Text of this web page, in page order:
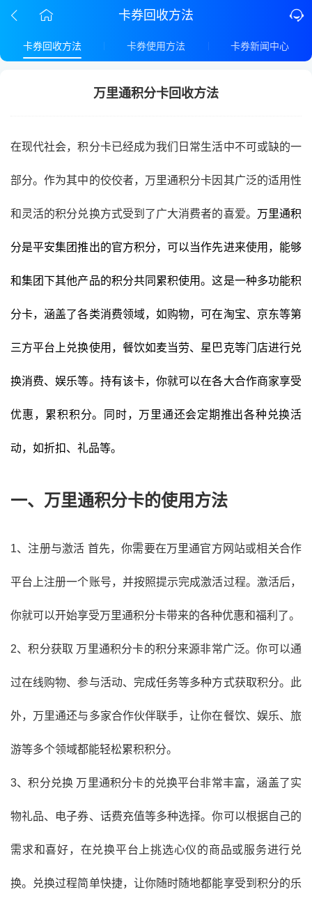
卡券回收方法
卡券回收方法 卡券使用方法 卡券新闻中心
万里通积分卡回收方法
在现代社会，积分卡已经成为我们日常生活中不可或缺的一
部分。作为其中的佼佼者，万里通积分卡因其广泛的适用性
和灵活的积分兑换方式受到了广大消费者的喜爱。 万里通积
分是平安集团推出的官方积分，可以当作先进来使用，能够
和集团下其他产品的积分共同累积使用。这是一种多功能积
分卡，涵盖了各类消费领域，如购物，可在淘宝、京东等第
三方平台上兑换使用， 餐饮如麦当劳、星巴克等门店进行兑
换消费、娱乐等。持有该卡，你就可以在各大合作商家享受
优惠，累积积分。同时，万里通还会定期推出各种兑换活
动，如折扣、礼品等。
一、万里通积分卡的使用方法
1、注册与激活 首先，你需要在万里通官方网站或相关合作
平台上注册一个账号，并按照提示完成激活过程。激活后，
你就可以开始享受万里通积分卡带来的各种优惠和福利了。
2、积分获取 万里通积分卡的积分来源非常广泛。你可以通
过在线购物、参与活动、完成任务等多种方式获取积分。此
外，万里通还与多家合作伙伴联手，让你在餐饮、娱乐、旅
游等多个领域都能轻松累积积分。
3、积分兑换 万里通积分卡的兑换平台非常丰富，涵盖了实
物礼品、电子券、话费充值等多种选择。你可以根据自己的
需求和喜好，在兑换平台上挑选心仪的商品或服务进行兑
换。兑换过程简单快捷，让你随时随地都能享受到积分的乐